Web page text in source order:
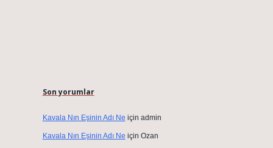
Son yorumlar
Kavala Nın Eşinin Adı Ne için admin
Kavala Nın Eşinin Adı Ne için Ozan